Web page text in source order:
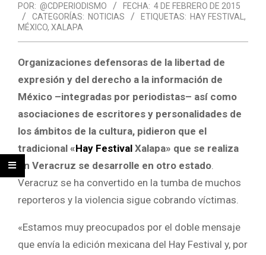
POR: @CDPERIODISMO FECHA: 4 DE FEBRERO DE 2015
CATEGORÍAS: NOTICIAS ETIQUETAS: HAY FESTIVAL ,
MÉXICO, XALAPA
Organizaciones defensoras de la libertad de
expresión y del derecho a la información de
México –integradas por periodistas– así como
asociaciones de escritores y personalidades de
los ámbitos de la cultura, pidieron que el
tradicional «Hay Festival Xalapa» que se realiza
en Veracruz se desarrolle en otro estado
Veracruz se ha convertido en la tumba de muchos
reporteros y la violencia sigue cobrando víctimas.
«Estamos muy preocupados por el doble mensaje
que envía la edición mexicana del Hay Festival y, por